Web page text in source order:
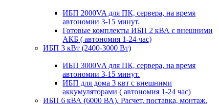
ИБП 2000VA для ПК, сервера, на время
автономии 3-15 минут.
Готовые комплекты ИБП 2 кВА с внешними
АКБ ( автономия 1-24 час)
ИБП 3 кВт (2400-3000 Вт)
ИБП 3000VA для ПК, сервера, на время
автономии 3-15 минут.
ИБП для дома 3 квт с внешними
аккумуляторами ( автономия 1-24 час)
ИБП 6 кВА (6000 ВА). Расчет, поставка, монтаж.